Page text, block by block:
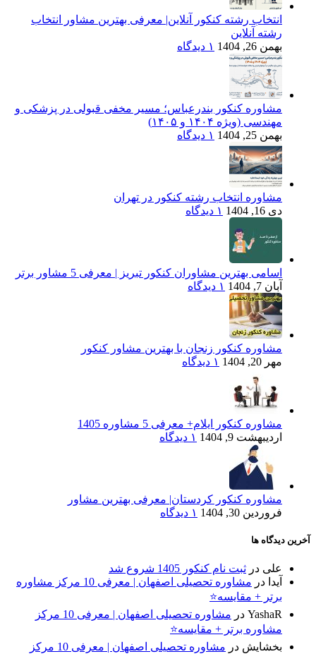
انتخاب رشته کنکور آنلاین| معرفی بهترین مشاور انتخاب
رشته آنلاین
بهمن 26, 1404
۱ دیدگاه
مشاوره کنکور بندرعباس؛ مسیر مخفی قبولی در پزشکی و
مهندسی (ویژه ۱۴۰۴ و ۱۴۰۵)
بهمن 25, 1404
۱ دیدگاه
مشاوره انتخاب رشته کنکور در تهران
دی 16, 1404
۱ دیدگاه
اسامی بهترین مشاوران کنکور تبریز | معرفی 5 مشاور برتر
آبان 7, 1404
۱ دیدگاه
مشاوره کنکور زنجان با بهترین مشاور کنکور
مهر 20, 1404
۱ دیدگاه
مشاوره کنکور ایلام+ معرفی 5 مشاوره 1405
اردیبهشت 9, 1404
۱ دیدگاه
مشاوره کنکور کردستان| معرفی بهترین مشاور
فروردین 30, 1404
۱ دیدگاه
آخرین دیدگاه ها
علی در ثبت نام کنکور 1405 شروع شد
آیدا در
مشاوره تحصیلی اصفهان | معرفی 10 مرکز مشاوره
برتر + مقایسه⭐
YashaR در
مشاوره تحصیلی اصفهان | معرفی 10 مرکز
مشاوره برتر + مقایسه⭐
بخشایش در
مشاوره تحصیلی اصفهان | معرفی 10 مرکز